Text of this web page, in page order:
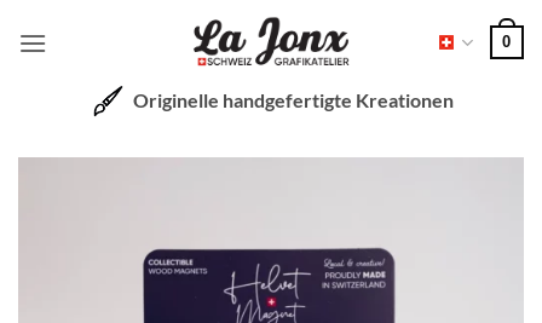
Inhalt
0
Originelle handgefertigte Kreationen